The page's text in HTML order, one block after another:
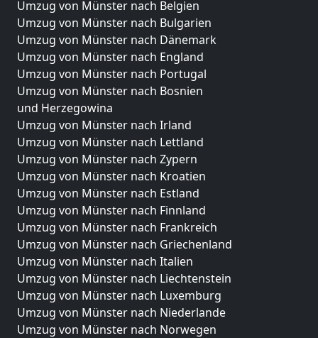
Umzug von Münster nach Belgien
Umzug von Münster nach Bulgarien
Umzug von Münster nach Dänemark
Umzug von Münster nach England
Umzug von Münster nach Portugal
Umzug von Münster nach Bosnien
und Herzegowina
Umzug von Münster nach Irland
Umzug von Münster nach Lettland
Umzug von Münster nach Zypern
Umzug von Münster nach Kroatien
Umzug von Münster nach Estland
Umzug von Münster nach Finnland
Umzug von Münster nach Frankreich
Umzug von Münster nach Griechenland
Umzug von Münster nach Italien
Umzug von Münster nach Liechtenstein
Umzug von Münster nach Luxemburg
Umzug von Münster nach Niederlande
Umzug von Münster nach Norwegen